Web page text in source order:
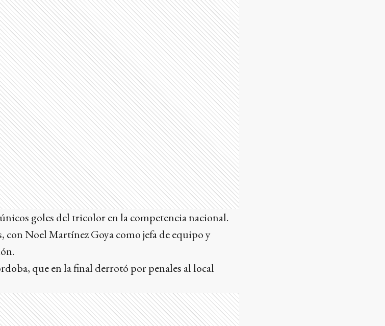
goles del tricolor en la competencia nacional.
Noel Martínez Goya como jefa de equipo y
que en la final derrotó por penales al local